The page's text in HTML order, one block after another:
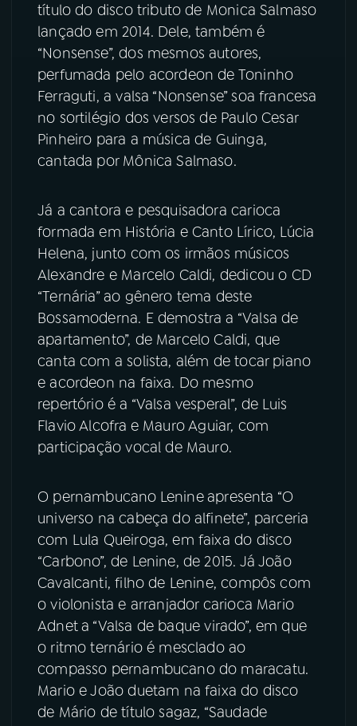
título do disco tributo de Monica Salmaso
lançado em 2014. Dele, também é
“Nonsense”, dos mesmos autores,
perfumada pelo acordeon de Toninho
Ferraguti, a valsa “Nonsense” soa francesa
no sortilégio dos versos de Paulo Cesar
Pinheiro para a música de Guinga,
cantada por Mônica Salmaso.
Já a cantora e pesquisadora carioca
formada em História e Canto Lírico, Lúcia
Helena, junto com os irmãos músicos
Alexandre e Marcelo Caldi, dedicou o CD
“Ternária” ao gênero tema deste
Bossamoderna. E demostra a “Valsa de
apartamento”, de Marcelo Caldi, que
canta com a solista, além de tocar piano
e acordeon na faixa. Do mesmo
repertório é a “Valsa vesperal”, de Luis
Flavio Alcofra e Mauro Aguiar, com
participação vocal de Mauro.
O pernambucano Lenineapresenta “O
universo na cabeça do alfinete”, parceria
com Lula Queiroga, em faixa do disco
“Carbono”, de Lenine, de 2015. Já João
Cavalcanti, filho de Lenine, compôs com
o violonista e arranjador carioca Mario
Adneta “Valsa de baque virado”, em que
o ritmo ternário é mesclado ao
compasso pernambucano do maracatu.
Mario e João duetam na faixa do disco
de Mário de título sagaz, “Saudade